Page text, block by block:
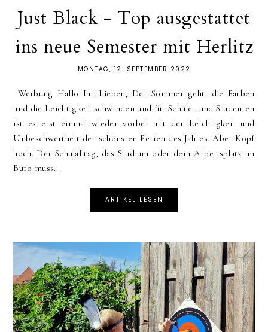
Just Black - Top ausgestattet
ins neue Semester mit Herlitz
MONTAG, 12. SEPTEMBER 2022
Werbung Hallo Ihr Lieben, Der Sommer geht, die Farben
und die Leichtigkeit schwinden und für Schüler und Studenten
ist es erst einmal wieder vorbei mit der Leichtigkeit und
Unbeschwertheit der schönsten Ferien des Jahres. Aber Kopf
hoch. Der Schulalltag, das Studium oder dein Arbeitsplatz im
Büro muss...
ARTIKEL LESEN